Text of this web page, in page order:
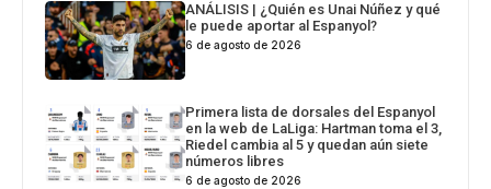
ANÁLISIS | ¿Quién es Unai Núñez y qué
le puede aportar al Espanyol?
6 de agosto de 2026
Primera lista de dorsales del Espanyol
en la web de LaLiga: Hartman toma el 3,
Riedel cambia al 5 y quedan aún siete
números libres
6 de agosto de 2026